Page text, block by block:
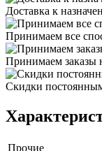
Доставка к
Принимаем все
Принимаем заказы
Скидки
Прочие